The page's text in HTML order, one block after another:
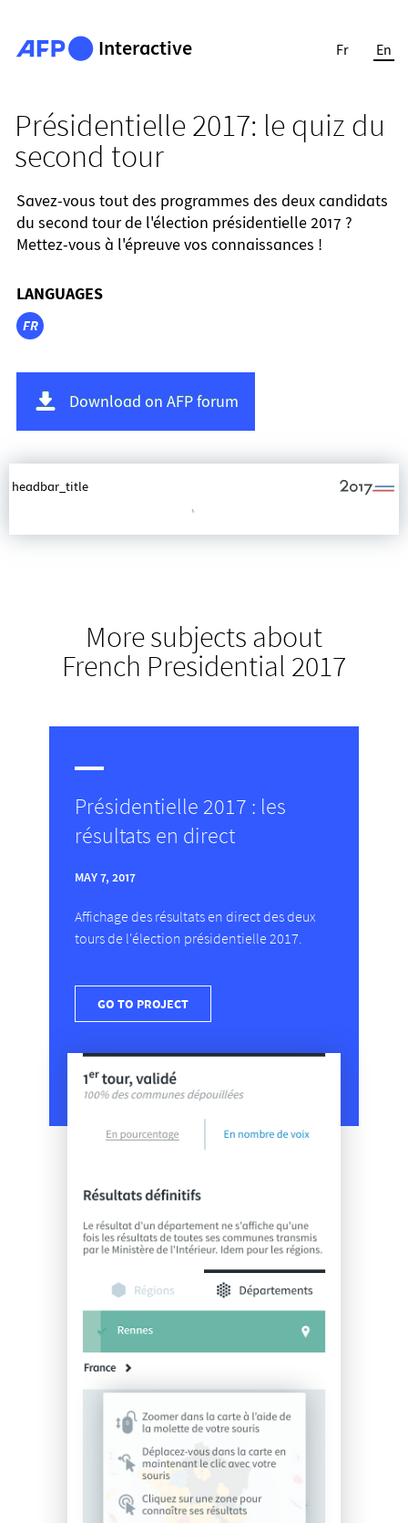
Interactive Fr En
Présidentielle 2017: le quiz du
second tour
Savez-vous tout des programmes des deux candidats
du second tour de l'élection présidentielle 2017 ?
Mettez-vous à l'épreuve vos connaissances !
LANGUAGES
FR
Download on AFP forum
More subjects about
French Presidential 2017
Présidentielle 2017 : les
résultats en direct
MAY 7, 2017
Affichage des résultats en direct des deux
tours de l'élection présidentielle 2017.
GO TO PROJECT